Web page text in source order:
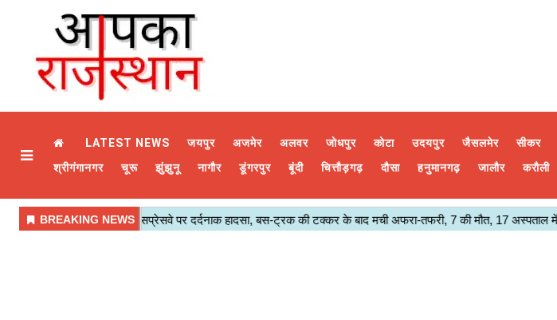
LATEST NEWS जयपुर अजमेर अलवर जोधपुर कोटा उदयपुर जैसलमेर सीकर
श्रीगंगानगर
चूरू झुंझुनू नागौर डूंगरपुर बूंदी चित्तौड़गढ़ दौसा हनुमानगढ़ जालौर करौली